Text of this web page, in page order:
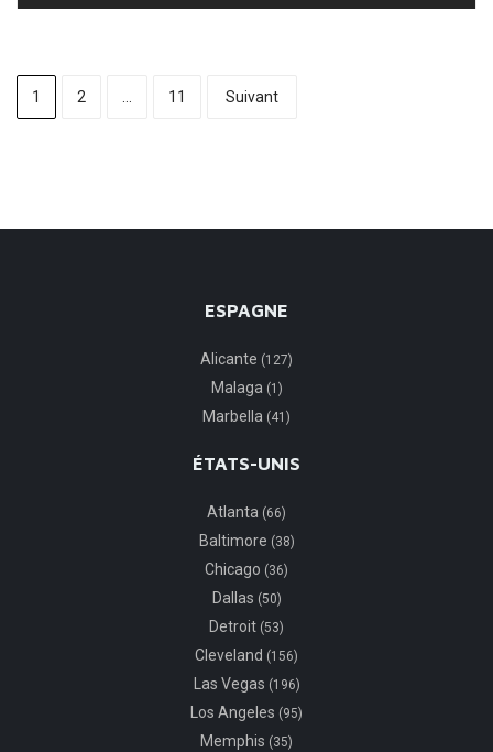
1 2 … 11 Suivant
ESPAGNE
Alicante (127)
Malaga (1)
Marbella (41)
ÉTATS-UNIS
Atlanta (66)
Baltimore (38)
Chicago (36)
Dallas (50)
Detroit (53)
Cleveland (156)
Las Vegas (196)
Los Angeles (95)
Memphis (35)